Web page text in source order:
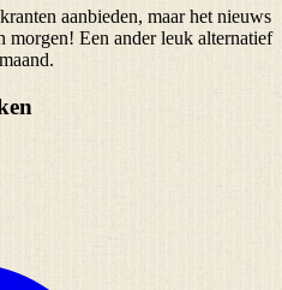
aanbieden, maar het nieuws
morgen! Een ander leuk alternatief